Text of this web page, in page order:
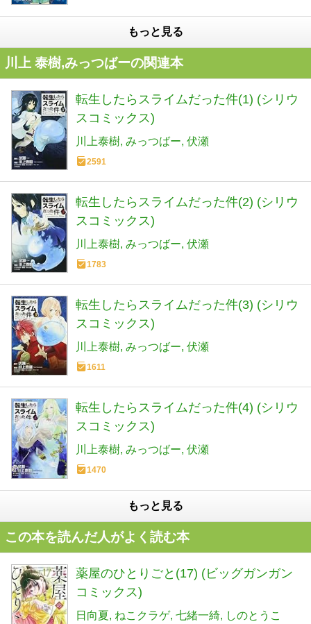
もっと見る
川上 泰樹,みっつばーの関連本
転生したらスライムだった件(1) (シリウ
スコミックス)
川上泰樹 みっつばー 伏瀬
2591
転生したらスライムだった件(2) (シリウ
スコミックス)
川上泰樹 みっつばー 伏瀬
1783
転生したらスライムだった件(3) (シリウ
スコミックス)
川上泰樹 みっつばー 伏瀬
1611
転生したらスライムだった件(4) (シリウ
スコミックス)
川上泰樹 みっつばー 伏瀬
1470
もっと見る
この本を読んだ人がよく読む本
薬屋のひとりごと(17) (ビッグガンガン
コミックス)
日向夏 ねこクラゲ 七緒一綺 しのとうこ